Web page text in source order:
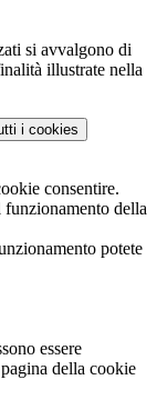
si avvalgono di
illustrate nella
i cookies
consentire.
della
potete
essere
della cookie